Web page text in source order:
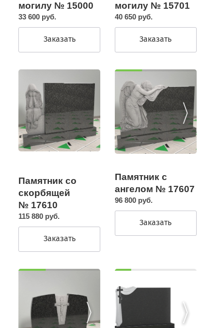
могилу № 15000
33 600 руб.
Заказать
могилу № 15701
40 650 руб.
Заказать
Памятник со
скорбящей
№ 17610
115 880 руб.
Заказать
Памятник с
ангелом № 17607
96 800 руб.
Заказать